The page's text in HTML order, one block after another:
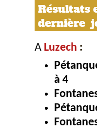
Résultats
dernière
A Luzech :
à 4